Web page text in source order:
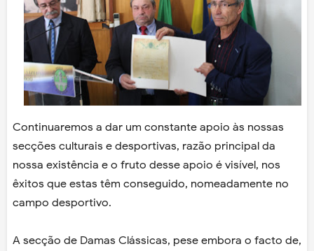
Continuaremos a dar um constante apoio às nossas
secções culturais e desportivas, razão principal da
nossa existência e o fruto desse apoio é visível, nos
êxitos que estas têm conseguido, nomeadamente no
campo desportivo.
A secção de Damas Clássicas, pese embora o facto de,